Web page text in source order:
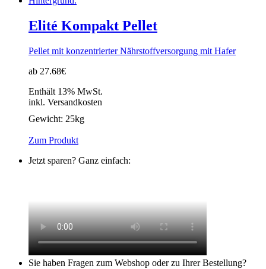
Elité Kompakt Pellet
Pellet mit konzentrierter Nährstoffversorgung mit Hafer
ab 27.68€
Enthält 13% MwSt.
inkl. Versandkosten
Gewicht: 25kg
Zum Produkt
Jetzt sparen? Ganz einfach:
Sie haben Fragen zum Webshop oder zu Ihrer Bestellung?